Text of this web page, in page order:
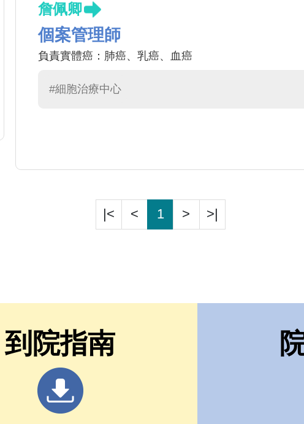
詹佩卿
個案管理師
負責實體癌：肺癌、乳癌、血癌
#細胞治療中心
|< < 1 > >|
到院指南